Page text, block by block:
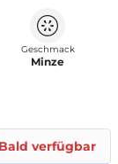
Geschmack
Minze
Bald verfügbar